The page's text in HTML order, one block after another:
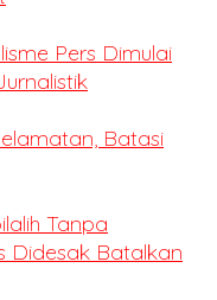
Pers Dimulai
Batasi
Tanpa
Didesak Batalkan